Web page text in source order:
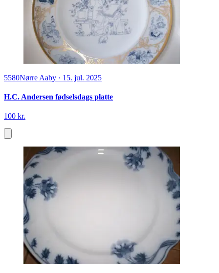
5580Nørre Aaby · 15. jul. 2025
H.C. Andersen fødselsdags platte
100 kr.